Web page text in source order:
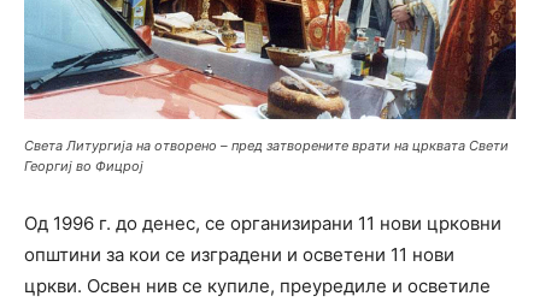
Света Литургија на отворено – пред затворените врати на црквата Свети
Георгиј во Фицрој
Од 1996 г. до денес, се организирани 11 нови црковни
општини за кои се изградени и осветени 11 нови
цркви. Освен нив се купиле, преуредиле и осветиле